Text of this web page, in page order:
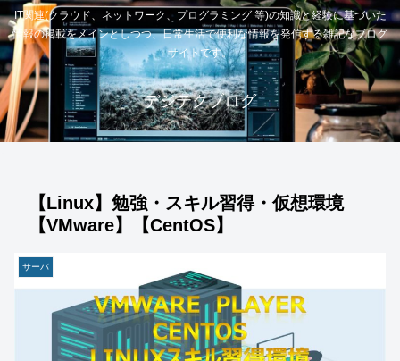
IT関連(クラウド、ネットワーク、プログラミング 等)の知識と経験に基づいた
情報の掲載をメインとしつつ、日常生活で便利な情報を発信する雑記なブログ
サイトです。
デジテクブログ
【Linux】勉強・スキル習得・仮想環境
【VMware】【CentOS】
サーバ